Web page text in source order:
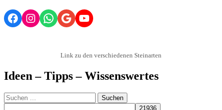
Facebook Instagram WhatsApp Google YouTube
Link zu den verschiedenen Steinarten
Ideen – Tipps – Wissenswertes
Suchen
nach: